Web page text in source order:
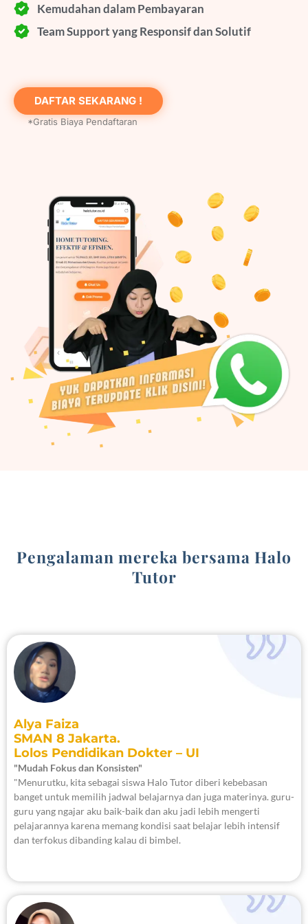
Kemudahan dalam Pembayaran
Team Support yang Responsif dan Solutif
DAFTAR SEKARANG !
*Gratis Biaya Pendaftaran
Pengalaman mereka bersama Halo
Tutor
Alya Faiza
SMAN 8 Jakarta.
Lolos Pendidikan Dokter – UI
"Mudah Fokus dan Konsisten"
"Menurutku, kita sebagai siswa Halo Tutor diberi kebebasan
banget untuk memilih jadwal belajarnya dan juga materinya. guru-
guru yang ngajar aku baik-baik dan aku jadi lebih mengerti
pelajarannya karena memang kondisi saat belajar lebih intensif
dan terfokus dibanding kalau di bimbel.